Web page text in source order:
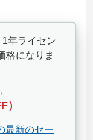
年ライセン
格になりま
）
最新のセー